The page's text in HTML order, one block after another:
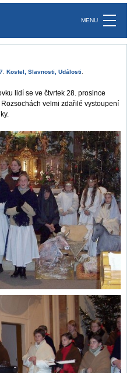
Kostel Slavnosti Události
lidí se ve čtvrtek 28. prosince
velmi zdařilé vystoupení